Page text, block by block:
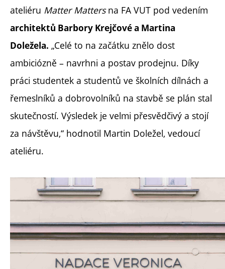
ateliéru Matter Mattersna FA VUT pod vedením
architektů Barbory Krejčové a Martina
Doležela. „Celé to na začátku znělo dost
ambiciózně – navrhni a postav prodejnu. Díky
práci studentek a studentů ve školních dílnách a
řemeslníků a dobrovolníků na stavbě se plán stal
skutečností. Výsledek je velmi přesvědčivý a stojí
za návštěvu,“ hodnotil Martin Doležel, vedoucí
ateliéru.